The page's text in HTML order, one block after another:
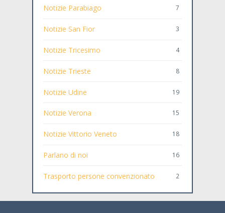
Notizie Parabiago 7
Notizie San Fior 3
Notizie Tricesimo 4
Notizie Trieste 8
Notizie Udine 19
Notizie Verona 15
Notizie Vittorio Veneto 18
Parlano di noi 16
Trasporto persone convenzionato 2